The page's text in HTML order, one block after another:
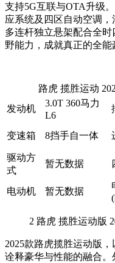
支持5G互联与OTA升级
应系统及四区自动空调
多连杆独立悬架配合全
野能力，成就真正的全能
路虎 揽胜运动
发动机
3.0T 360马力
L6
变速箱 8挡手自一体
驱动方
式
暂无数据
电动机 暂无数据
2 路虎 揽胜运动版
2025款路虎揽胜运动版
诠释豪华与性能的融合